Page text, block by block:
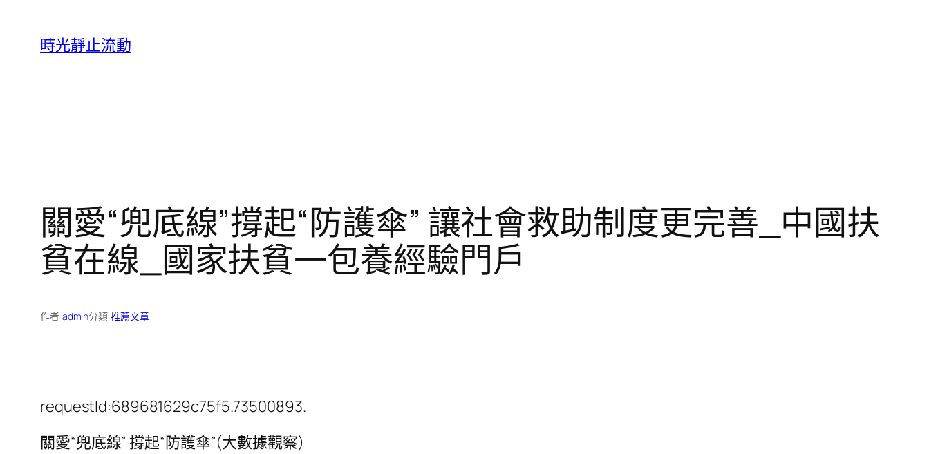
時光靜止流動
關愛“兜底線”撐起“防護傘” 讓社會救助制度更完善_中國扶
貧在線_國家扶貧一包養經驗門戶
作者:admin分類:推薦文章
requestId:689681629c75f5.73500893.
關愛“兜底線” 撐起“防護傘”(大數據觀察)